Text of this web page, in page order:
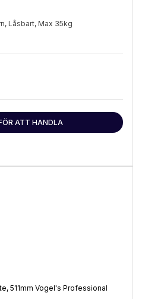
Låsbart, Max 35kg
ATT HANDLA